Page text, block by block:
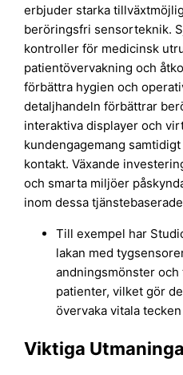
erbjuder starka
beröringsfri sensorteknik.
kontroller för medicinsk
patientövervakning och
förbättra hygien och
detaljhandeln förbättrar
interaktiva displayer och
kundengagemang
kontakt. Växande
och smarta miljöer
inom dessa
Till exempel har
lakan med
andningsmönster
patienter, vilket gör
övervaka vitala
Viktiga